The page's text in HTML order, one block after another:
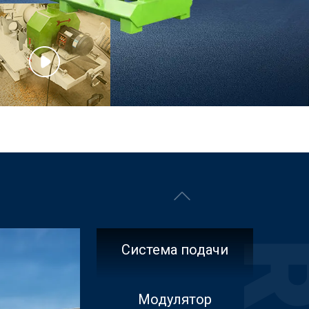
Система подачи
Модулятор